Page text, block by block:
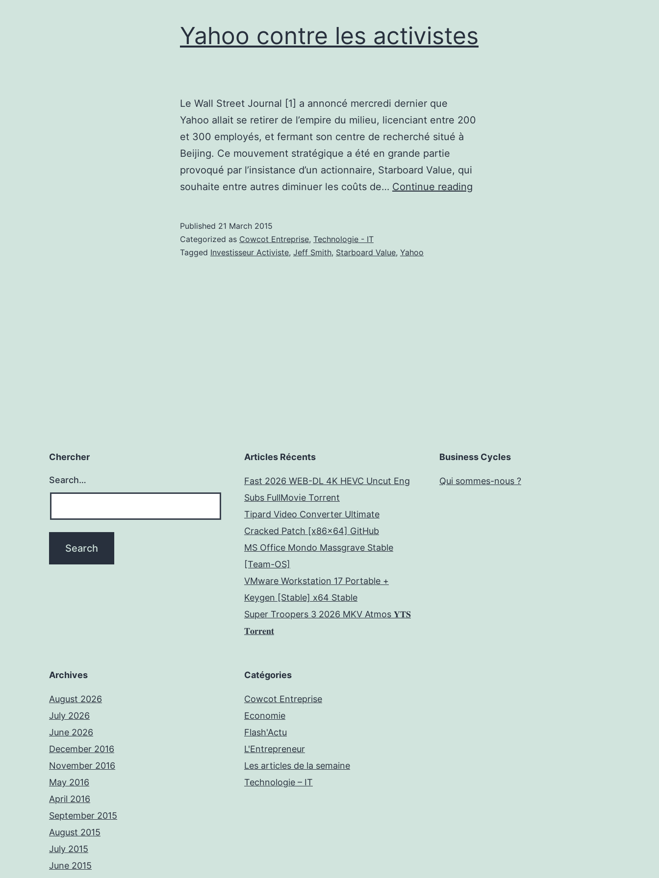
Yahoo contre les activistes
Le Wall Street Journal [1] a annoncé mercredi dernier que
Yahoo allait se retirer de l’empire du milieu, licenciant entre 200
et 300 employés, et fermant son centre de recherché situé à
Beijing. Ce mouvement stratégique a été en grande partie
provoqué par l’insistance d’un actionnaire, Starboard Value, qui
souhaite entre autres diminuer les coûts de… Continue reading
Published 21 March 2015
Categorized as Cowcot Entreprise, Technologie - IT
Tagged Investisseur Activiste, Jeff Smith, Starboard Value, Yahoo
Chercher
Search…
Articles Récents
Fast 2026 WEB-DL 4K HEVC Uncut Eng
Subs FullMov𝗂e Torrent
Tipard Video Converter Ultimate
Cracked Patch [x86x64] GitHub
MS Office Mondo Massgrave Stable
[Team-OS]
VMware Workstation 17 Portable +
Keygen [Stable] x64 Stable
Super Troopers 3 2026 MKV Atmos 𝐘𝐓𝐒
𝐓𝐨𝐫𝐫𝐞𝐧𝐭
Business Cycles
Qui sommes-nous ?
Archives
August 2026
July 2026
June 2026
December 2016
November 2016
May 2016
April 2016
September 2015
August 2015
July 2015
June 2015
Catégories
Cowcot Entreprise
Economie
Flash'Actu
L'Entrepreneur
Les articles de la semaine
Technologie – IT